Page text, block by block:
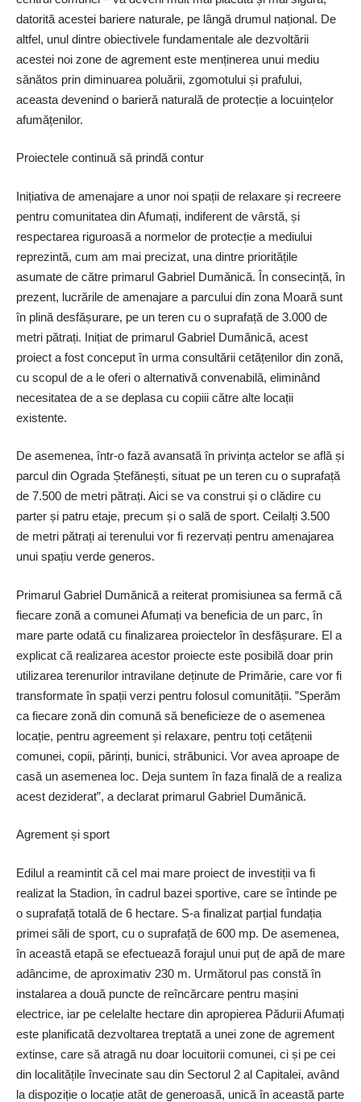
datorită acestei bariere naturale, pe lângă drumul național. De
altfel, unul dintre obiectivele fundamentale ale dezvoltării
acestei noi zone de agrement este menținerea unui mediu
sănătos prin diminuarea poluării, zgomotului și prafului,
aceasta devenind o barieră naturală de protecție a locuințelor
afumățenilor.
Proiectele continuă să prindă contur
Inițiativa de amenajare a unor noi spații de relaxare și recreere
pentru comunitatea din Afumați, indiferent de vârstă, și
respectarea riguroasă a normelor de protecție a mediului
reprezintă, cum am mai precizat, una dintre prioritățile
asumate de către primarul Gabriel Dumănică. În consecință, în
prezent, lucrările de amenajare a parcului din zona Moară sunt
în plină desfășurare, pe un teren cu o suprafață de 3.000 de
metri pătrați. Inițiat de primarul Gabriel Dumănică, acest
proiect a fost conceput în urma consultării cetățenilor din zonă,
cu scopul de a le oferi o alternativă convenabilă, eliminând
necesitatea de a se deplasa cu copiii către alte locații
existente.
De asemenea, într-o fază avansată în privința actelor se află și
parcul din Ograda Ștefănești, situat pe un teren cu o suprafață
de 7.500 de metri pătrați. Aici se va construi și o clădire cu
parter și patru etaje, precum și o sală de sport. Ceilalți 3.500
de metri pătrați ai terenului vor fi rezervați pentru amenajarea
unui spațiu verde generos.
Primarul Gabriel Dumănică a reiterat promisiunea sa fermă că
fiecare zonă a comunei Afumați va beneficia de un parc, în
mare parte odată cu finalizarea proiectelor în desfășurare. El a
explicat că realizarea acestor proiecte este posibilă doar prin
utilizarea terenurilor intravilane deținute de Primărie, care vor fi
transformate în spații verzi pentru folosul comunității. ”Sperăm
ca fiecare zonă din comună să beneficieze de o asemenea
locație, pentru agreement și relaxare, pentru toți cetățenii
comunei, copii, părinți, bunici, străbunici. Vor avea aproape de
casă un asemenea loc. Deja suntem în faza finală de a realiza
acest deziderat”, a declarat primarul Gabriel Dumănică.
Agrement și sport
Edilul a reamintit că cel mai mare proiect de investiții va fi
realizat la Stadion, în cadrul bazei sportive, care se întinde pe
o suprafață totală de 6 hectare. S-a finalizat parțial fundația
primei săli de sport, cu o suprafață de 600 mp. De asemenea,
în această etapă se efectuează forajul unui puț de apă de mare
adâncime, de aproximativ 230 m. Următorul pas constă în
instalarea a două puncte de reîncărcare pentru mașini
electrice, iar pe celelalte hectare din apropierea Pădurii Afumați
este planificată dezvoltarea treptată a unei zone de agrement
extinse, care să atragă nu doar locuitorii comunei, ci și pe cei
din localitățile învecinate sau din Sectorul 2 al Capitalei, având
la dispoziție o locație atât de generoasă, unică în această parte